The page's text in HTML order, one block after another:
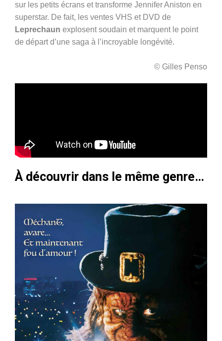
sur les petits écrans et transforme Jennifer Aniston en
superstar. De fait, les ventes VHS et DVD de
Leprechaun explosent soudain et marquent le point
de départ d’une saga à l’incroyable longévité.
© Gilles Penso
À découvrir dans le même genre…